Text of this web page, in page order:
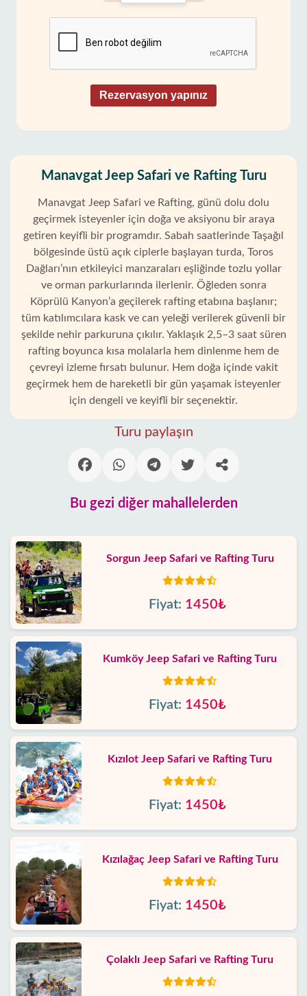
Rezervasyon yapınız
Manavgat Jeep Safari ve Rafting Turu
Manavgat Jeep Safari ve Rafting, günü dolu dolu
geçirmek isteyenler için doğa ve aksiyonu bir araya
getiren keyifli bir programdır. Sabah saatlerinde Taşağıl
bölgesinde üstü açık ciplerle başlayan turda, Toros
Dağları’nın etkileyici manzaraları eşliğinde tozlu yollar
ve orman parkurlarında ilerlenir. Öğleden sonra
Köprülü Kanyon’a geçilerek rafting etabına başlanır;
tüm katılımcılara kask ve can yeleği verilerek güvenli bir
şekilde nehir parkuruna çıkılır. Yaklaşık 2,5–3 saat süren
rafting boyunca kısa molalarla hem dinlenme hem de
çevreyi izleme fırsatı bulunur. Hem doğa içinde vakit
geçirmek hem de hareketli bir gün yaşamak isteyenler
için dengeli ve keyifli bir seçenektir.
Turu paylaşın
Bu gezi diğer mahallelerden
Sorgun Jeep Safari ve Rafting Turu
Fiyat: 1450₺
Kumköy Jeep Safari ve Rafting Turu
Fiyat: 1450₺
Kızılot Jeep Safari ve Rafting Turu
Fiyat: 1450₺
Kızılağaç Jeep Safari ve Rafting Turu
Fiyat: 1450₺
Çolaklı Jeep Safari ve Rafting Turu